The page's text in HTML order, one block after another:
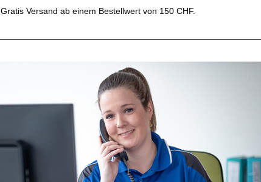
Gratis Versand ab einem Bestellwert von 150 CHF.